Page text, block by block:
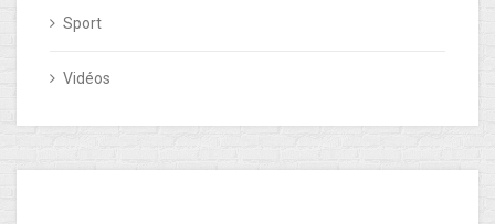
Sport
Vidéos